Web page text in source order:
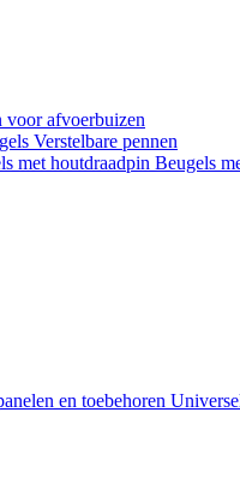
voor afvoerbuizen
Verstelbare pennen
met houtdraadpin Beugels
en toebehoren